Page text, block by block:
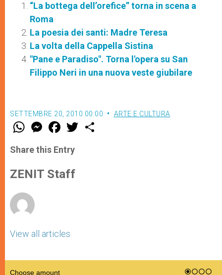
“La bottega dell’orefice” torna in scena a
Roma
La poesia dei santi: Madre Teresa
La volta della Cappella Sistina
"Pane e Paradiso". Torna l'opera su San
Filippo Neri in una nuova veste giubilare
SETTEMBRE 20, 2010 00:00 ARTE E CULTURA
W
t
s
p
p
M
e
s
e
g
e
F
a
e
b
o
k
w
Share this Entry
ZENIT Staff
View all articles